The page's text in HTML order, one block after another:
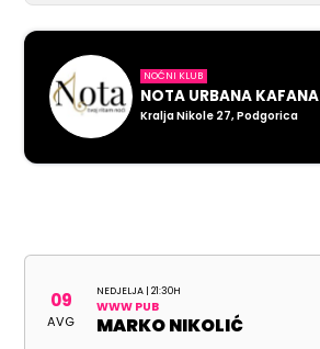
NOĆNI KLUB
NOTA URBANA KAFANA
Kralja Nikole 27, Podgorica
09
AVG
NEDJELJA | 21:30H
WWW PUB
MARKO NIKOLIĆ